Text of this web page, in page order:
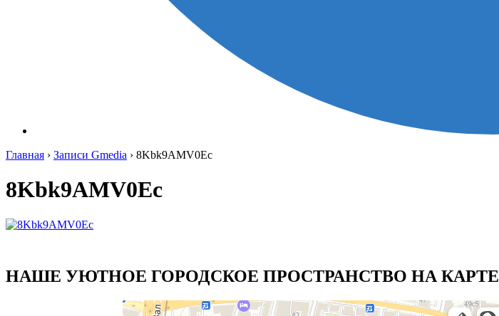
Главная › Записи Gmedia › 8Kbk9AMV0Ec
8Kbk9AMV0Ec
НАШЕ УЮТНОЕ ГОРОДСКОЕ ПРОСТРАНСТВО НА КАРТЕ